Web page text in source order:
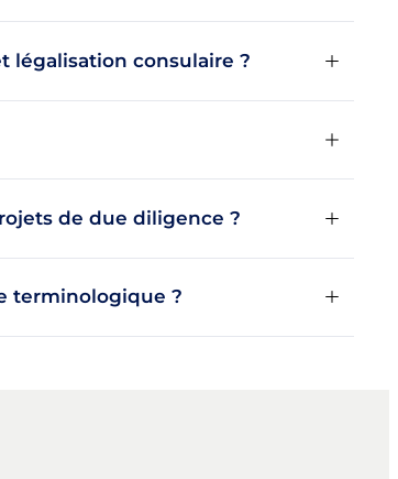
légalisation consulaire ?
de due diligence ?
terminologique ?